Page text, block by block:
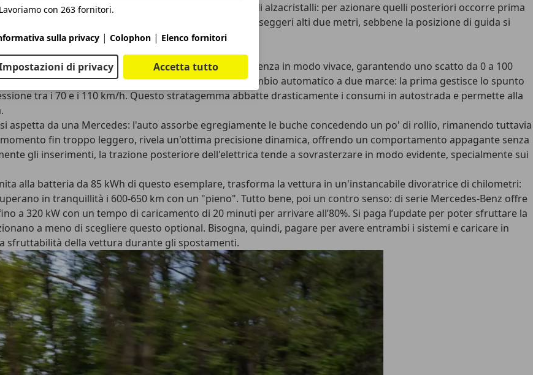
Lavoriamo con 263 fornitori.
sulla privacy | Colophon | Elenco fornitori
di privacy Accetta tutto
evidente è la presenza di due soli interruttori per gli alzacristalli: per azionare quelli posteriori occorre prima
è invece sorprendentemente abbondante anche per passeggeri alti due metri, sebbene la posizione di guida si
aspetterebbe da una coupé
il cambio automatico a due rapporti è una rarità
installato al posteriore che scarica a terra la sua potenza in modo vivace, garantendo uno scatto da 0 a 100
powertrain è l'integrazione di un vero e proprio cambio automatico a due marce: la prima gestisce lo spunto
tra i 70 e i 110 km/h. Questo stratagemma abbatte drasticamente i consumi in autostrada e permette alla
aspetta da una Mercedes: l'auto assorbe egregiamente le buche concedendo un po' di rollio, rimanendo tuttavia
fin troppo leggero, rivela un'ottima precisione dinamica, offrendo un comportamento appagante senza
gli inserimenti, la trazione posteriore dell'elettrica tende a sovrasterzare in modo evidente, specialmente sui
alla batteria da 85 kWh di questo esemplare, trasforma la vettura in un'instancabile divoratrice di chilometri:
in tranquillità i 600-650 km con un "pieno". Tutto bene, poi un contro senso: di serie Mercedes-Benz offre
a 320 kW con un tempo di caricamento di 20 minuti per arrivare all’80%. Si paga l’update per poter sfruttare la
a meno di scegliere questo optional. Bisogna, quindi, pagare per avere entrambi i sistemi e caricare in
sfruttabilità della vettura durante gli spostamenti.